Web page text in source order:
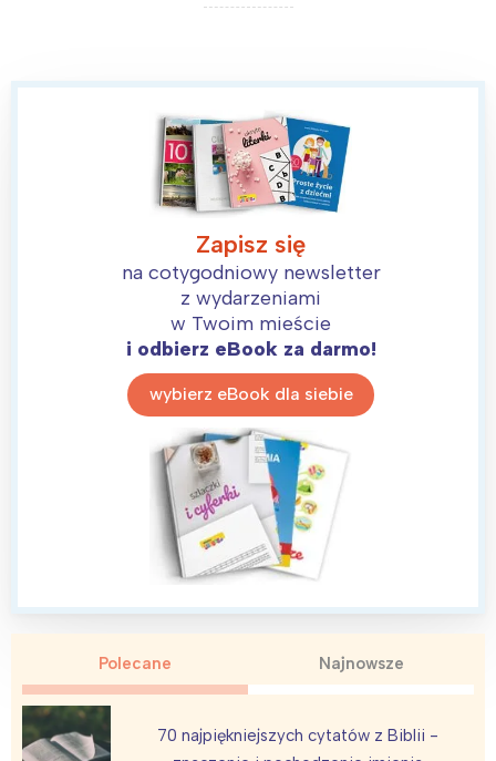
Zapisz się
na cotygodniowy newsletter
z wydarzeniami
w Twoim mieście
i odbierz eBook za darmo!
wybierz eBook dla siebie
Polecane Najnowsze
70 najpiękniejszych cytatów z Biblii -
Interesują mnie wydarzenia z